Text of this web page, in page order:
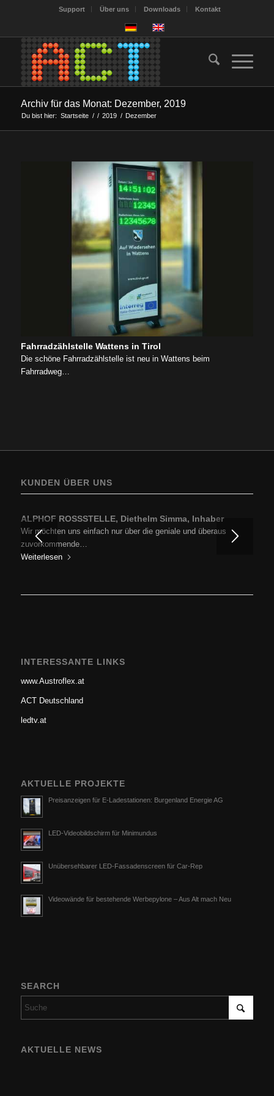
Support Über uns Downloads Kontakt
Archiv für das Monat: Dezember, 2019
Du bist hier: Startseite / / 2019 / Dezember
Fahrradzählstelle Wattens in Tirol
Die schöne Fahrradzählstelle ist neu in Wattens beim
Fahrradweg…
KUNDEN ÜBER UNS
ALPHOF ROSSSTELLE, Diethelm Simma, Inhaber
Wir möchten uns einfach nur über die geniale und überaus
zuvorkommende…
Weiterlesen
INTERESSANTE LINKS
www.Austroflex.at
ACT Deutschland
ledtv.at
AKTUELLE PROJEKTE
Preisanzeigen für E-Ladestationen: Burgenland Energie AG
LED-Videobildschirm für Minimundus
Unübersehbarer LED-Fassadenscreen für Car-Rep
Videowände für bestehende Werbepylone – Aus Alt mach Neu
SEARCH
AKTUELLE NEWS